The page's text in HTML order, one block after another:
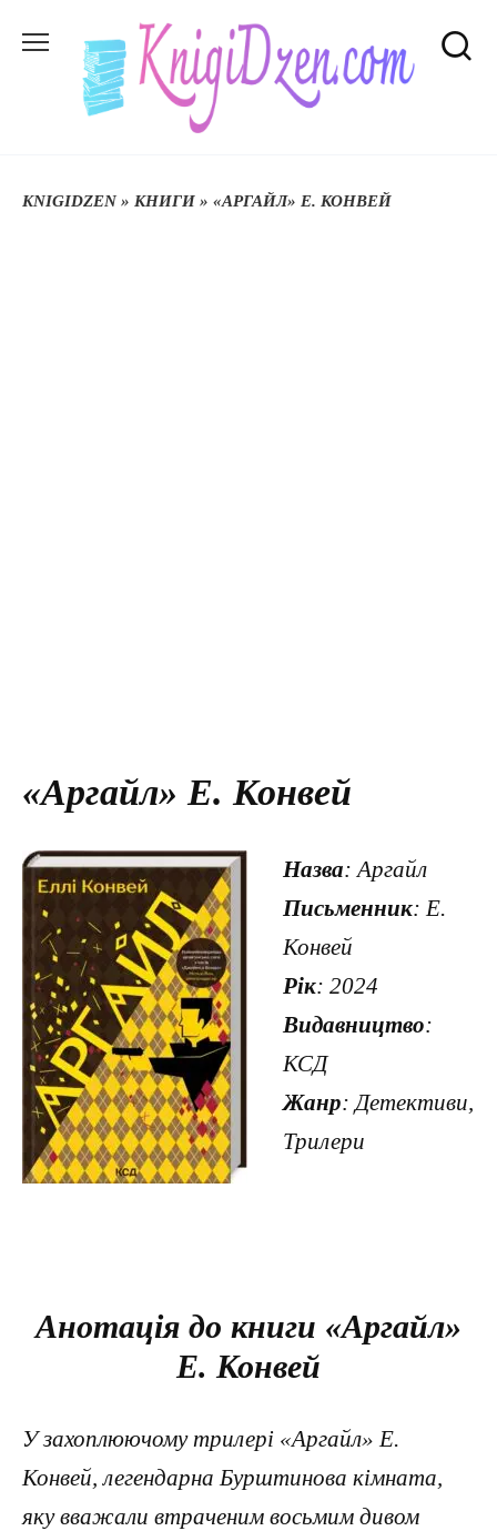
до
KNIGIDZEN» КНИГИ » «АРГАЙЛ» Е. КОНВЕЙ
«Аргайл» Е. Конвей
Назва: Аргайл
Письменник: Е.
Конвей
Рік: 2024
Видавництво:
КСД
Жанр: Детективи,
Трилери
Анотація до книги «Аргайл»
Е. Конвей
У захоплюючому трилері «Аргайл» Е.
Конвей, легендарна Бурштинова кімната,
яку вважали втраченим восьмим дивом